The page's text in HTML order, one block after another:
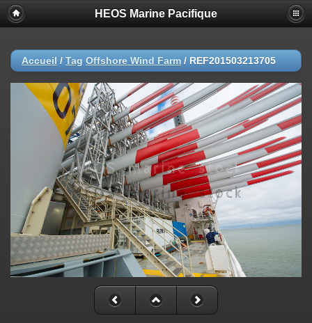
HEOS Marine Pacifique
Accueil / Tag Offshore Wind Farm / REF201503213705